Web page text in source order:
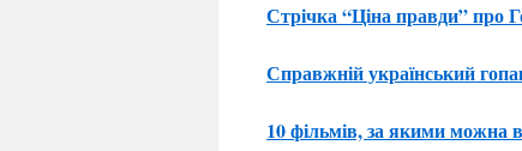
Стрічка “Ціна правди” про
Справжній український
10 фільмів, за якими можна